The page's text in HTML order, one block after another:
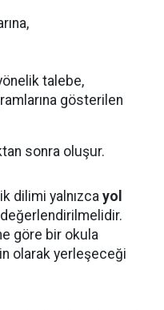
talebe,
gösterilen
sonra oluşur.
dilimi yalnızca yol
göre bir okula
olarak yerleşeceği